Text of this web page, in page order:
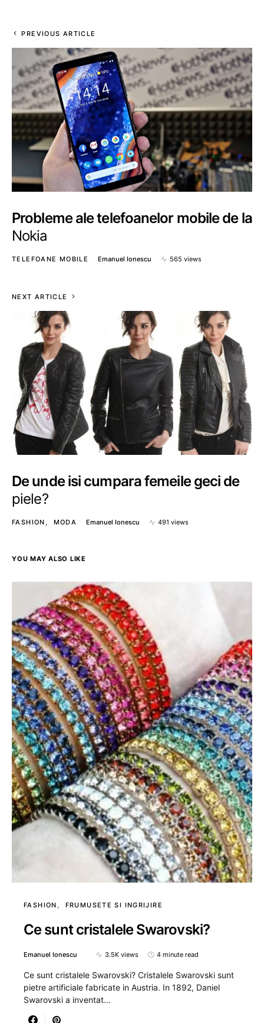
PREVIOUS ARTICLE
Probleme ale telefoanelor mobile de la
Nokia
TELEFOANE MOBILE Emanuel Ionescu 565 views
NEXT ARTICLE
De unde isi cumpara femeile geci de
piele?
FASHION MODA Emanuel Ionescu 491 views
YOU MAY ALSO LIKE
FASHION FRUMUSETE SI INGRIJIRE
Ce sunt cristalele Swarovski?
Emanuel Ionescu 3.5K views 4 minute read
Ce sunt cristalele Swarovski? Cristalele Swarovski sunt
pietre artificiale fabricate in Austria. In 1892, Daniel
Swarovski a inventat…